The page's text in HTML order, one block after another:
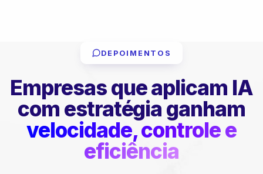
DEPOIMENTOS
Empresas que aplicam IA
com estratégia ganham
velocidade, controle e
eficiência